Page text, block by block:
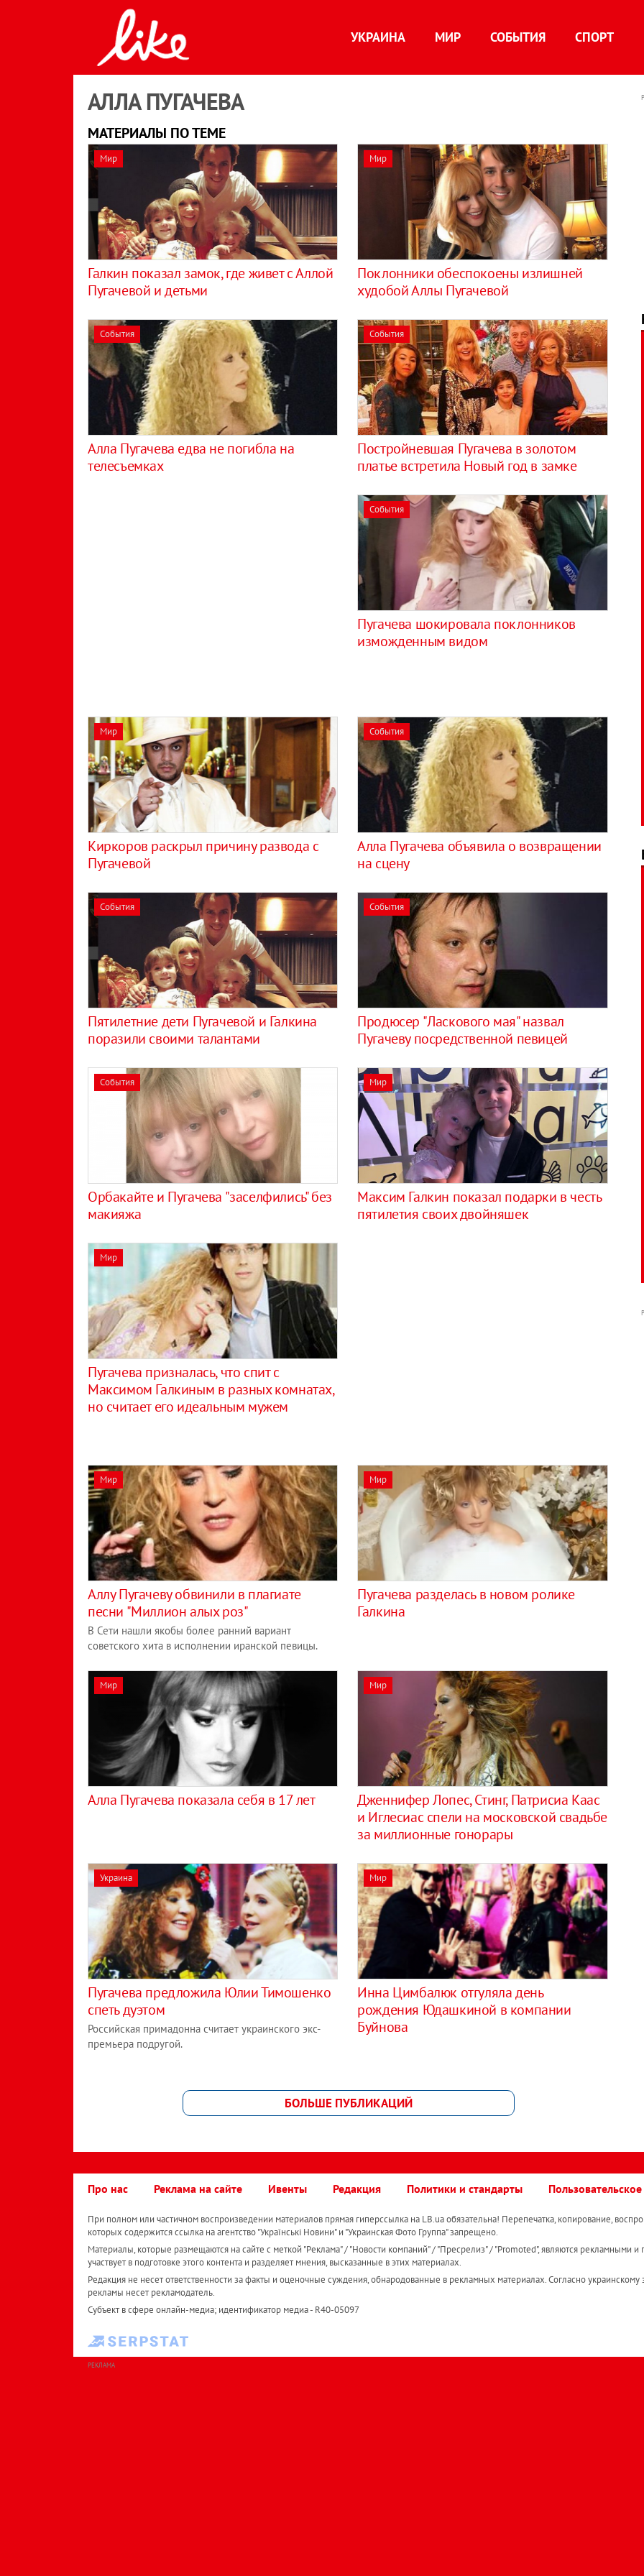
УКРАИНА МИР СОБЫТИЯ СПОРТ
АЛЛА ПУГАЧЕВА
МАТЕРИАЛЫ ПО ТЕМЕ
Мир
Галкин показал замок, где живет с Аллой
Пугачевой и детьми
Мир
Поклонники обеспокоены излишней
худобой Аллы Пугачевой
События
Алла Пугачева едва не погибла на
телесъемках
События
Постройневшая Пугачева в золотом
платье встретила Новый год в замке
События
Пугачева шокировала поклонников
изможденным видом
Мир
Киркоров раскрыл причину развода с
Пугачевой
События
Алла Пугачева объявила о возвращении
на сцену
События
Пятилетние дети Пугачевой и Галкина
поразили своими талантами
События
Продюсер "Ласкового мая" назвал
Пугачеву посредственной певицей
События
Орбакайте и Пугачева "заселфились" без
макияжа
Мир
Максим Галкин показал подарки в честь
пятилетия своих двойняшек
Мир
Пугачева призналась, что спит с
Максимом Галкиным в разных комнатах,
но считает его идеальным мужем
Мир
Аллу Пугачеву обвинили в плагиате
песни "Миллион алых роз"
В Сети нашли якобы более ранний вариант
советского хита в исполнении иранской певицы.
Мир
Пугачева разделась в новом ролике
Галкина
Мир
Алла Пугачева показала себя в 17 лет
Мир
Дженнифер Лопес, Стинг, Патрисиа Каас
и Иглесиас спели на московской свадьбе
за миллионные гонорары
Украина
Пугачева предложила Юлии Тимошенко
спеть дуэтом
Российская примадонна считает украинского экс-
премьера подругой.
Мир
Инна Цимбалюк отгуляла день
рождения Юдашкиной в компании
Буйнова
БОЛЬШЕ ПУБЛИКАЦИЙ
Про нас Реклама на сайте Ивенты Редакция Политики и стандарты
При полном или частичном воспроизведении материалов прямая гиперссылка на LB.ua обязательна! Перепечатка, копирование,
которых содержится ссылка на агентство "Українськi Новини" и "Украинская Фото Группа" запрещено.
Материалы, которые размещаются на сайте с меткой "Реклама" / "Новости компаний" / "Пресрелиз" / "Promoted", являются рекламными и
участвует в подготовке этого контента и разделяет мнения, высказанные в этих материалах.
Редакция не несет ответственности за факты и оценочные суждения, обнародованные в рекламных материалах. Согласно украинскому
рекламы несет рекламодатель.
Субъект в сфере онлайн-медиа; идентификатор медиа - R40-05097
РЕКЛАМА